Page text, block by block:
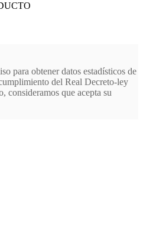
para obtener datos estadísticos de
del Real Decreto-ley
consideramos que acepta su